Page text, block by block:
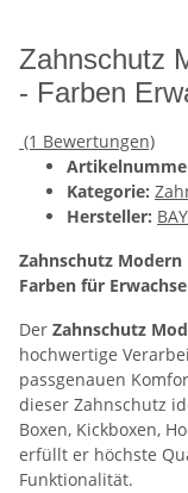
Zahnschutz
- Farben
(1 Bewertungen)
Kategorie:
Hersteller: BAY
Zahnschutz Modern
Farben für
Der Zahnschutz
hochwertige
passgenauen
dieser Zahnschutz
Boxen, Kickboxen,
erfüllt er höchste
Funktionalität.